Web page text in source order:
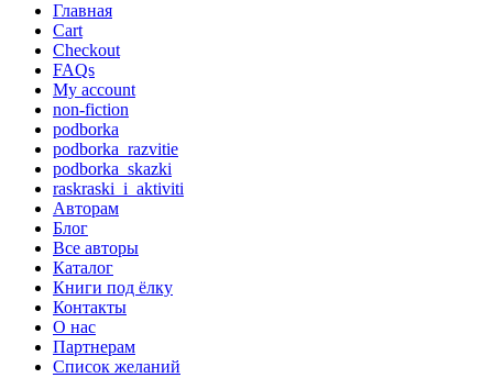
Главная
Cart
Checkout
FAQs
My account
non-fiction
podborka
podborka_razvitie
podborka_skazki
raskraski_i_aktiviti
Авторам
Блог
Все авторы
Каталог
Книги под ёлку
Контакты
О нас
Партнерам
Список желаний